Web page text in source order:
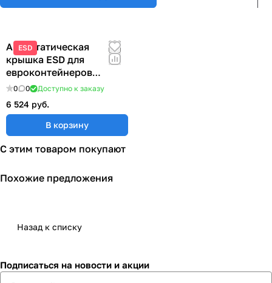
ESD
Антистатическая
крышка ESD для
евроконтейнеров
800x600 мм ESD DE 86
0 0 Доступно к заказу
6 524 руб.
В корзину
С этим товаром покупают
Похожие предложения
Назад к списку
Подписаться на новости и акции